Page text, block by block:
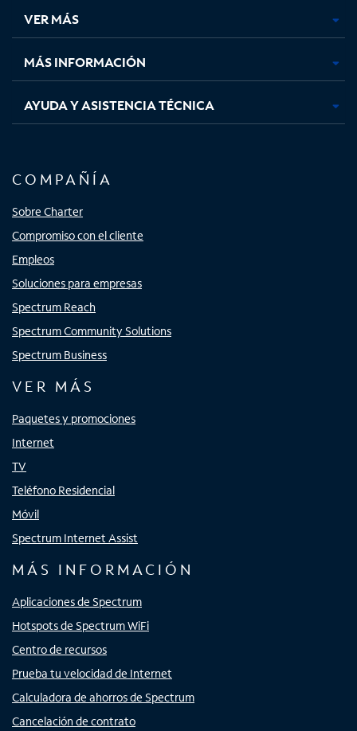
pestaña
nueva
pestaña
nueva
pestaña
nuevanueva
VER MÁS
MÁS INFORMACIÓN
AYUDA Y ASISTENCIA TÉCNICA
COMPAÑÍA
Sobre Charter
Compromiso con el cliente
Empleos
Soluciones para empresas
Spectrum Reach
Spectrum Community Solutions
Spectrum Business
VER MÁS
Paquetes y promociones
Internet
TV
Teléfono Residencial
Móvil
Spectrum Internet Assist
MÁS INFORMACIÓN
Aplicaciones de Spectrum
Hotspots de Spectrum WiFi
Centro de recursos
Prueba tu velocidad de Internet
Calculadora de ahorros de Spectrum
Cancelación de contrato